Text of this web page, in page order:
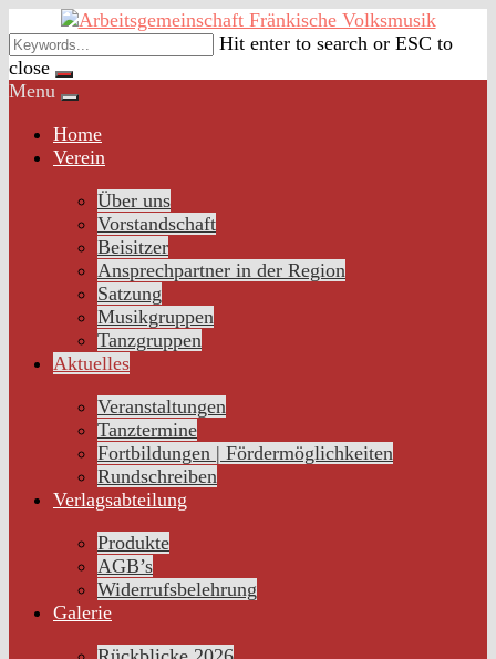
to
content
Hit enter to search or ESC to
close
Menu
Home
Verein
Über uns
Vorstandschaft
Beisitzer
Ansprechpartner in der Region
Satzung
Musikgruppen
Tanzgruppen
Aktuelles
Veranstaltungen
Tanztermine
Fortbildungen | Fördermöglichkeiten
Rundschreiben
Verlagsabteilung
Produkte
AGB’s
Widerrufsbelehrung
Galerie